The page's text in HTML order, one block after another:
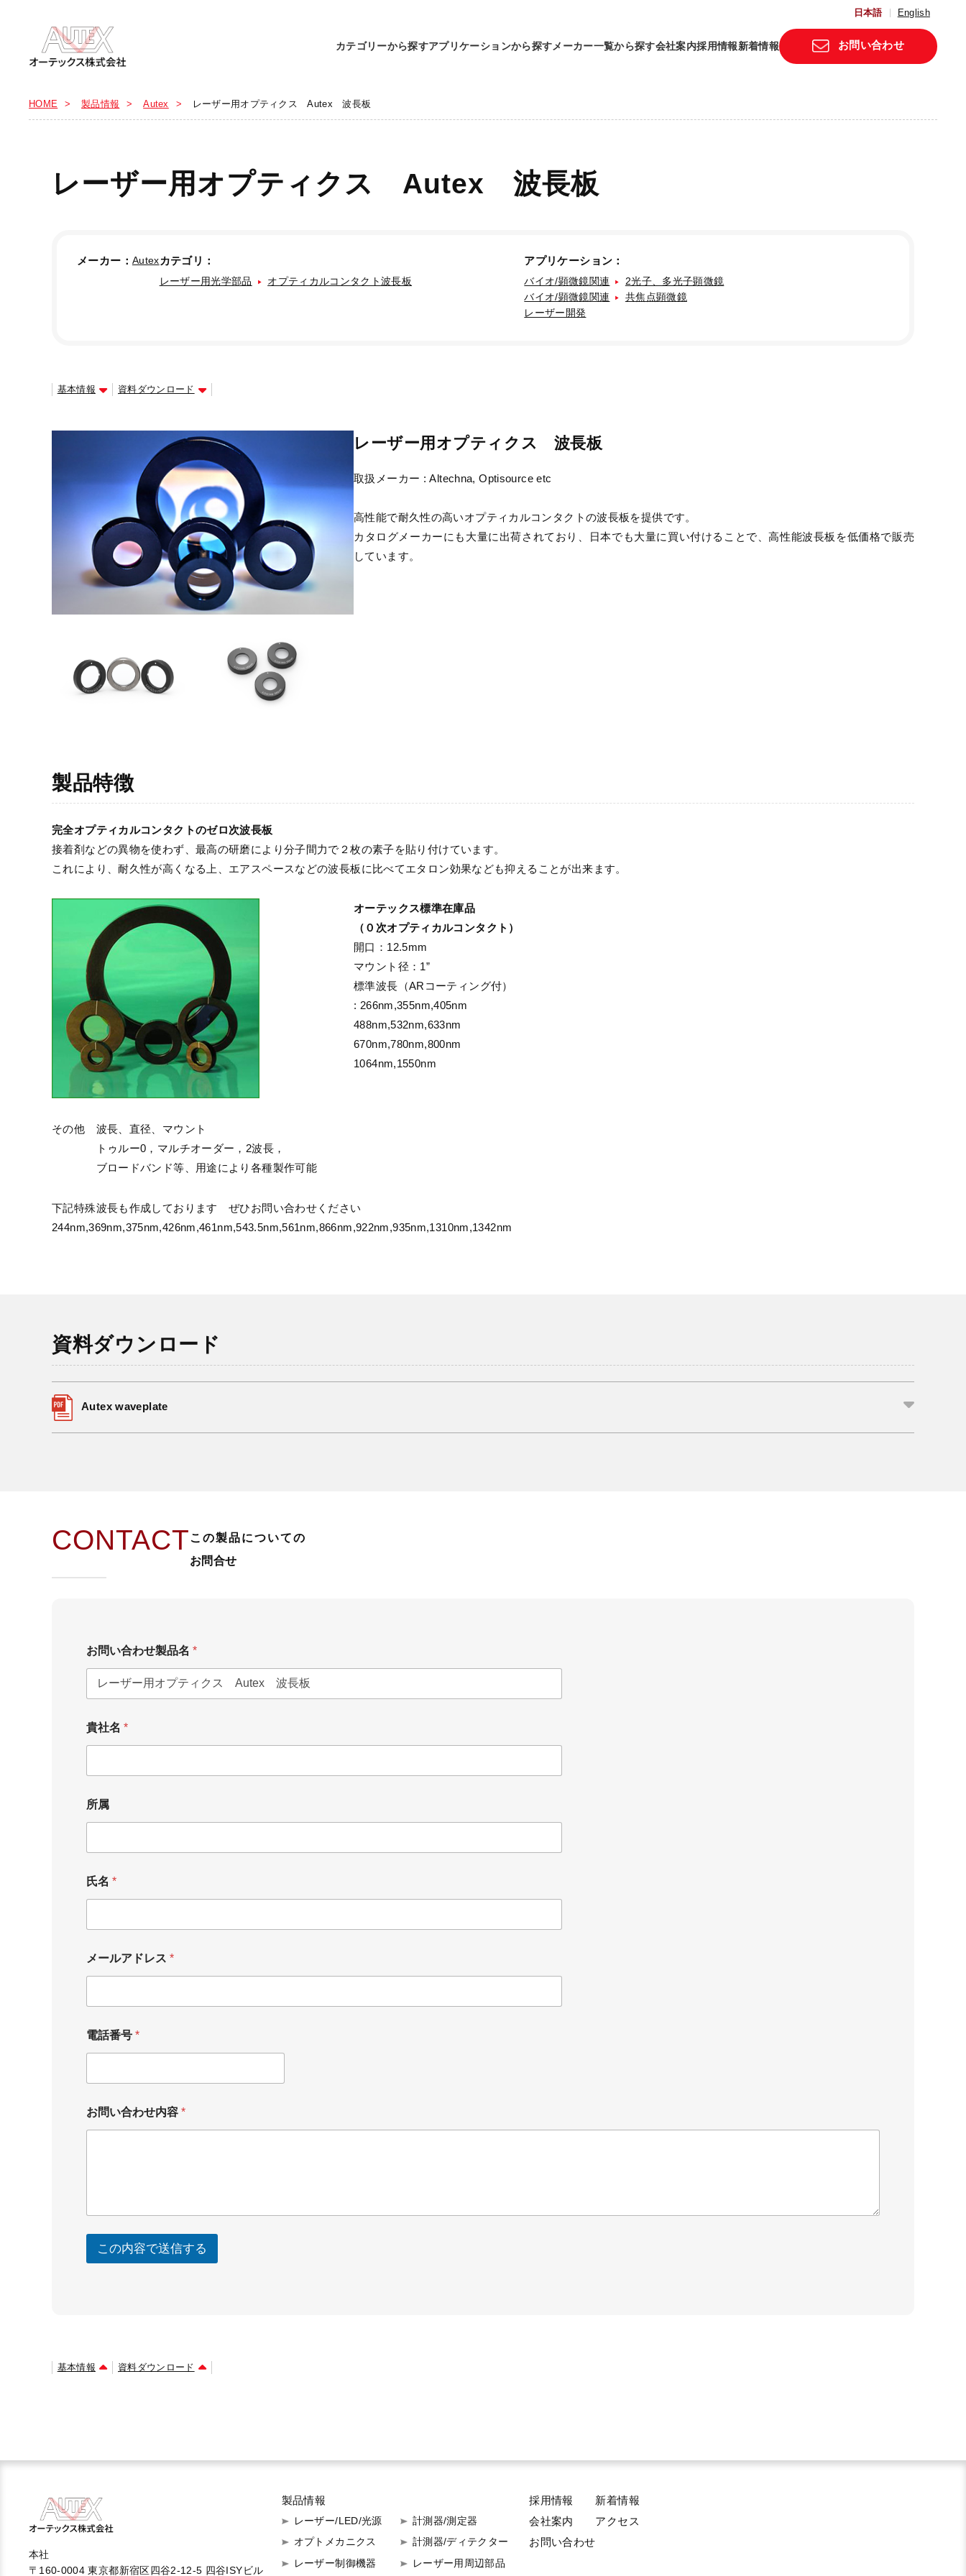
カテゴリーから探すアプリケーションから探すメーカー一覧から探す会社案内採用情報新着情報 お問い合わせ
日本語 English
HOME 製品情報 Autex レーザー用オプティクス Autex 波長板
レーザー用オプティクス Autex 波長板
メーカー： Autexカテゴリ：
レーザー用光学部品 オプティカルコンタクト波長板
アプリケーション：
バイオ/顕微鏡関連
2光子、多光子顕微鏡
バイオ/顕微鏡関連
共焦点顕微鏡
レーザー開発
基本情報 資料ダウンロード
レーザー用オプティクス 波長板
取扱メーカー : Altechna, Optisource etc
高性能で耐久性の高いオプティカルコンタクトの波長板を提供です。
カタログメーカーにも大量に出荷されており、日本でも大量に買い付けることで、高性能波長板を低価格で販売
しています。
製品特徴
完全オプティカルコンタクトのゼロ次波長板
接着剤などの異物を使わず、最高の研磨により分子間力で２枚の素子を貼り付けています。
これにより、耐久性が高くなる上、エアスペースなどの波長板に比べてエタロン効果なども抑えることが出来ます。
オーテックス標準在庫品
（０次オプティカルコンタクト）
開口：12.5mm
マウント径：1”
標準波長（ARコーティング付）
: 266nm,355nm,405nm
488nm,532nm,633nm
670nm,780nm,800nm
1064nm,1550nm
その他 波長、直径、マウント
トゥルー0，マルチオーダー，2波長，
ブロードバンド等、用途により各種製作可能
下記特殊波長も作成しております ぜひお問い合わせください
244nm,369nm,375nm,426nm,461nm,543.5nm,561nm,866nm,922nm,935nm,1310nm,1342nm
資料ダウンロード
Autex waveplate
CONTACT この製品についての
お問合せ
問
い
製
品
名
社
メ
ス
お問い合わせ製品名 *
貴社名 *
所属
氏名 *
メールアドレス *
電話番号 *
お問い合わせ内容 *
この内容で送信する
基本情報 資料ダウンロード
本社
〒160-0004 東京都新宿区四谷2-12-5 四谷ISYビル
製品情報
レーザー/LED/光源
オプトメカニクス
レーザー制御機器
計測器/測定器
計測器/ディテクター
レーザー用周辺部品
採用情報
会社案内
お問い合わせ
新着情報
アクセス